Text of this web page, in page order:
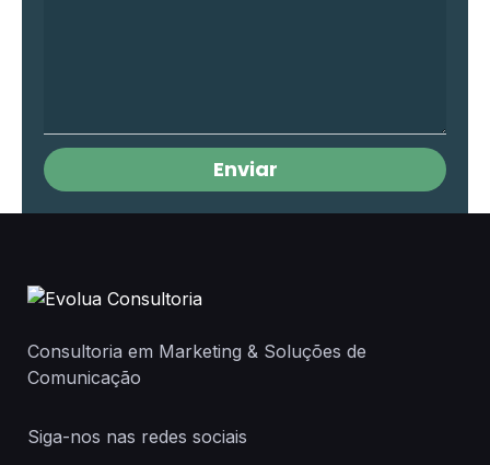
Enviar
Consultoria em Marketing & Soluções de
Comunicação
Siga-nos nas redes sociais